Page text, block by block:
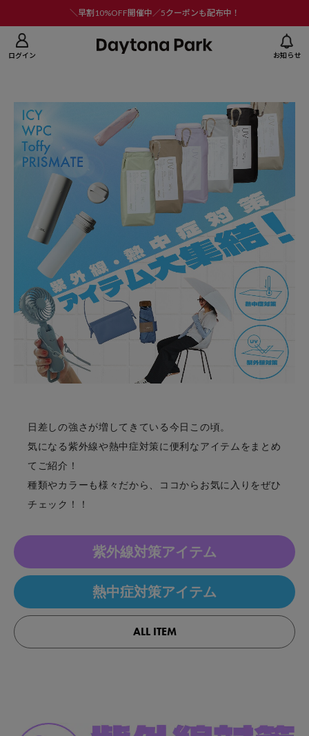
＼早割10%OFF開催中／5クーポンも配布中！
ログイン お知らせ
日差しの強さが増してきている今日この頃。
気になる紫外線や熱中症対策に便利なアイテムをまとめ
てご紹介！
種類やカラーも様々だから、ココからお気に入りをぜひ
チェック！！
紫外線対策アイテム
熱中症対策アイテム
ALL ITEM